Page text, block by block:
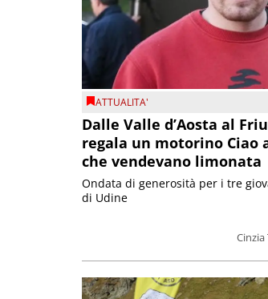
ATTUALITA'
Dalle Valle d’Aosta al
regala un motorino Ciao
che vendevano limonata
Ondata di generosità per i tre
di Udine